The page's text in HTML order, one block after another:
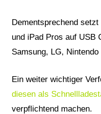
Dementsprechend
und iPad Pros auf USB
Samsung, LG,
Ein weiter wichtiger
diesen als
verpflichtend machen.